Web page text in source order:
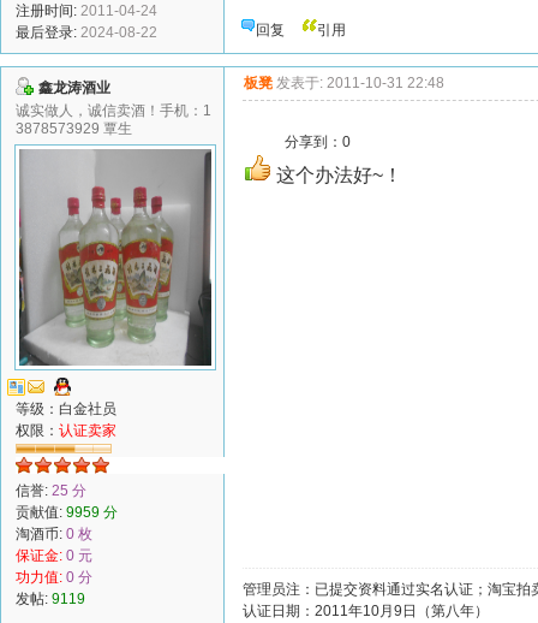
注册时间: 2011-04-24
最后登录: 2024-08-22 回复 引用
鑫龙涛酒业
诚实做人，诚信卖酒！手机：1
3878573929 覃生
等级：白金社员
权限： 认证卖家
信誉: 25 分
贡献值: 9959 分
淘酒币: 0 枚
保证金: 0 元
功力值: 0 分
发帖: 9119
板凳 发表于: 2011-10-31 22:48
分享到： 0
这个办法好~！
管理员注：已提交资料通过实名认证；淘宝
认证日期：2011年10月9日（第八年）